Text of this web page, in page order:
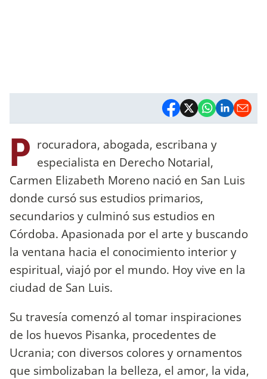
P rocuradora, abogada, escribana y
especialista en Derecho Notarial,
Carmen Elizabeth Moreno nació en San Luis
donde cursó sus estudios primarios,
secundarios y culminó sus estudios en
Córdoba. Apasionada por el arte y buscando
la ventana hacia el conocimiento interior y
espiritual, viajó por el mundo. Hoy vive en la
ciudad de San Luis.
Su travesía comenzó al tomar inspiraciones
de los huevos Pisanka, procedentes de
Ucrania; con diversos colores y ornamentos
que simbolizaban la belleza, el amor, la vida,